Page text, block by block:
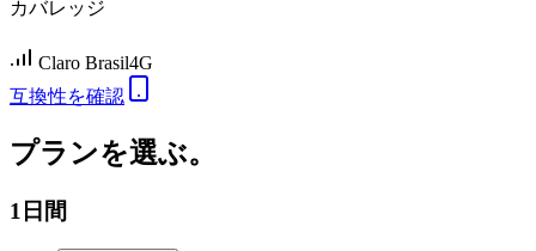
カバレッジ
Claro Brasil4G
互換性を確認
プランを選ぶ。
1日間